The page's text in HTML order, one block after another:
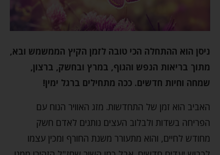
ניסן הוא ההתחלה הכי טובה לזמן הקיץ הממשמש ובא,
מתוך בריאות הנפש והגוף, במרץ ובחשק, ברצון,
שמחה וחיות חדשים. ככה מתחילים ברגל ימין!
האביב הוא זמן של התחדשות. מזג האוויר הנוח עם
הפריחה בשדות ולבלוב העצים נותנים לאדם חשק
מחודש לחיים, והוא מתעורר משנת החורף ומכין עצמו